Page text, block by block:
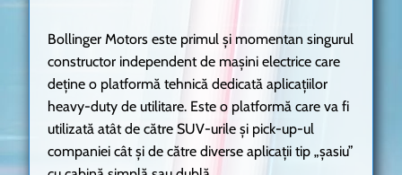
Bollinger Motors este primul și momentan singurul
constructor independent de mașini electrice care
deține o platformă tehnică dedicată aplicațiilor
heavy-duty de utilitare. Este o platformă care va fi
utilizată atât de către SUV-urile și pick-up-ul
companiei cât și de către diverse aplicații tip „șasiu”